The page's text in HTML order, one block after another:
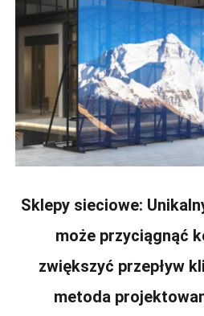
Sklepy sieciowe:
może przyciągnąć
zwiększyć przepływ
metoda